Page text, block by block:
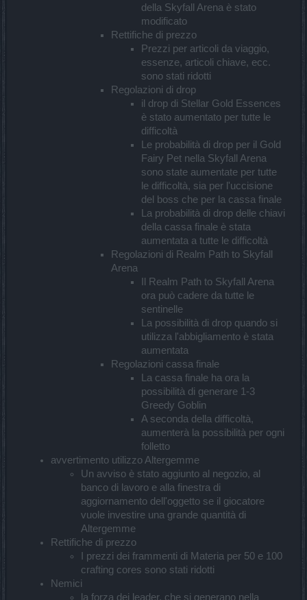
della Skyfall Arena è stato
modificato
Rettifiche di prezzo
Prezzi per articoli da viaggio,
essenze, articoli chiave, ecc.
sono stati ridotti
Regolazioni di drop
il drop di Stellar Gold Essences
è stato aumentato per tutte le
difficoltà
Le probabilità di drop per il Gold
Fairy Pet nella Skyfall Arena
sono state aumentate per tutte
le difficoltà, sia per l'uccisione
del boss che per la cassa finale
La probabilità di drop delle chiavi
della cassa finale è stata
aumentata a tutte le difficoltà
Regolazioni di Realm Path to Skyfall
Arena
Il Realm Path to Skyfall Arena
ora può cadere da tutte le
sentinelle
La possibilità di drop quando si
utilizza l'abbigliamento è stata
aumentata
Regolazioni cassa finale
La cassa finale ha ora la
possibilità di generare 1-3
Greedy Goblin
A seconda della difficoltà,
aumenterà la possibilità per ogni
folletto
avvertimento utilizzo Altergemme
Un avviso è stato aggiunto al negozio, al
banco di lavoro e alla finestra di
aggiornamento dell'oggetto se il giocatore
vuole investire una grande quantità di
Altergemme
Rettifiche di prezzo
I prezzi dei frammenti di Materia per 50 e 100
crafting cores sono stati ridotti
Nemici
la forza dei leader, che si generano nella